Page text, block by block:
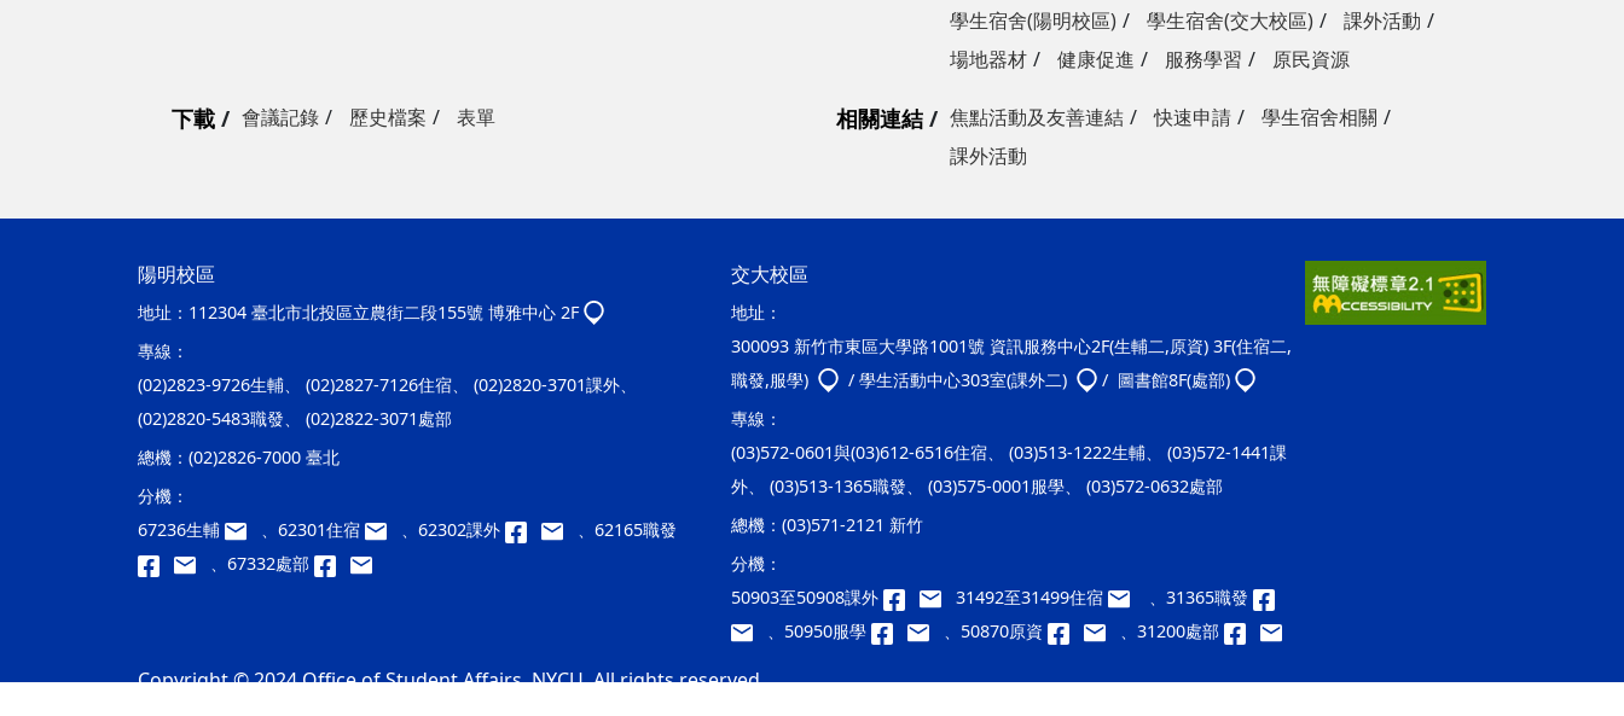
學生宿舍(陽明校區)
學生宿舍(交大校區)
課外活動
場地器材
健康促進 服務學習 原民資源
下載 會議記錄 歷史檔案 表單 相關連結 焦點活動及友善連結 快速申請
學生宿舍相關
課外活動
陽明校區
地址： 112304 臺北市北投區立農街二段155號 博雅中心 2F
專線：
(02)2823-9726生輔、 (02)2827-7126住宿、 (02)2820-3701課外、
(02)2820-5483職發、 (02)2822-3071處部
總機： (02)2826-7000 臺北
分機：
67236生輔
、62301住宿 、62302課外
、62165職發
、67332處部
交大校區
地址：
300093 新竹市東區大學路1001號 資訊服務中心2F(生輔二,原資) 3F(住宿二,
職發,服學)
/ 學生活動中心303室(課外二)
/ 圖書館8F(處部)
專線：
(03)572-0601與(03)612-6516住宿、 (03)513-1222生輔、 (03)572-1441課
外、 (03)513-1365職發、 (03)575-0001服學、 (03)572-0632處部
總機：(03)571-2121 新竹
分機：
50903至50908課外
31492至31499住宿
、31365職發
、50950服學
、50870原資 、31200處部
Copyright © 2024 Office of Student Affairs, NYCU. All rights reserved.